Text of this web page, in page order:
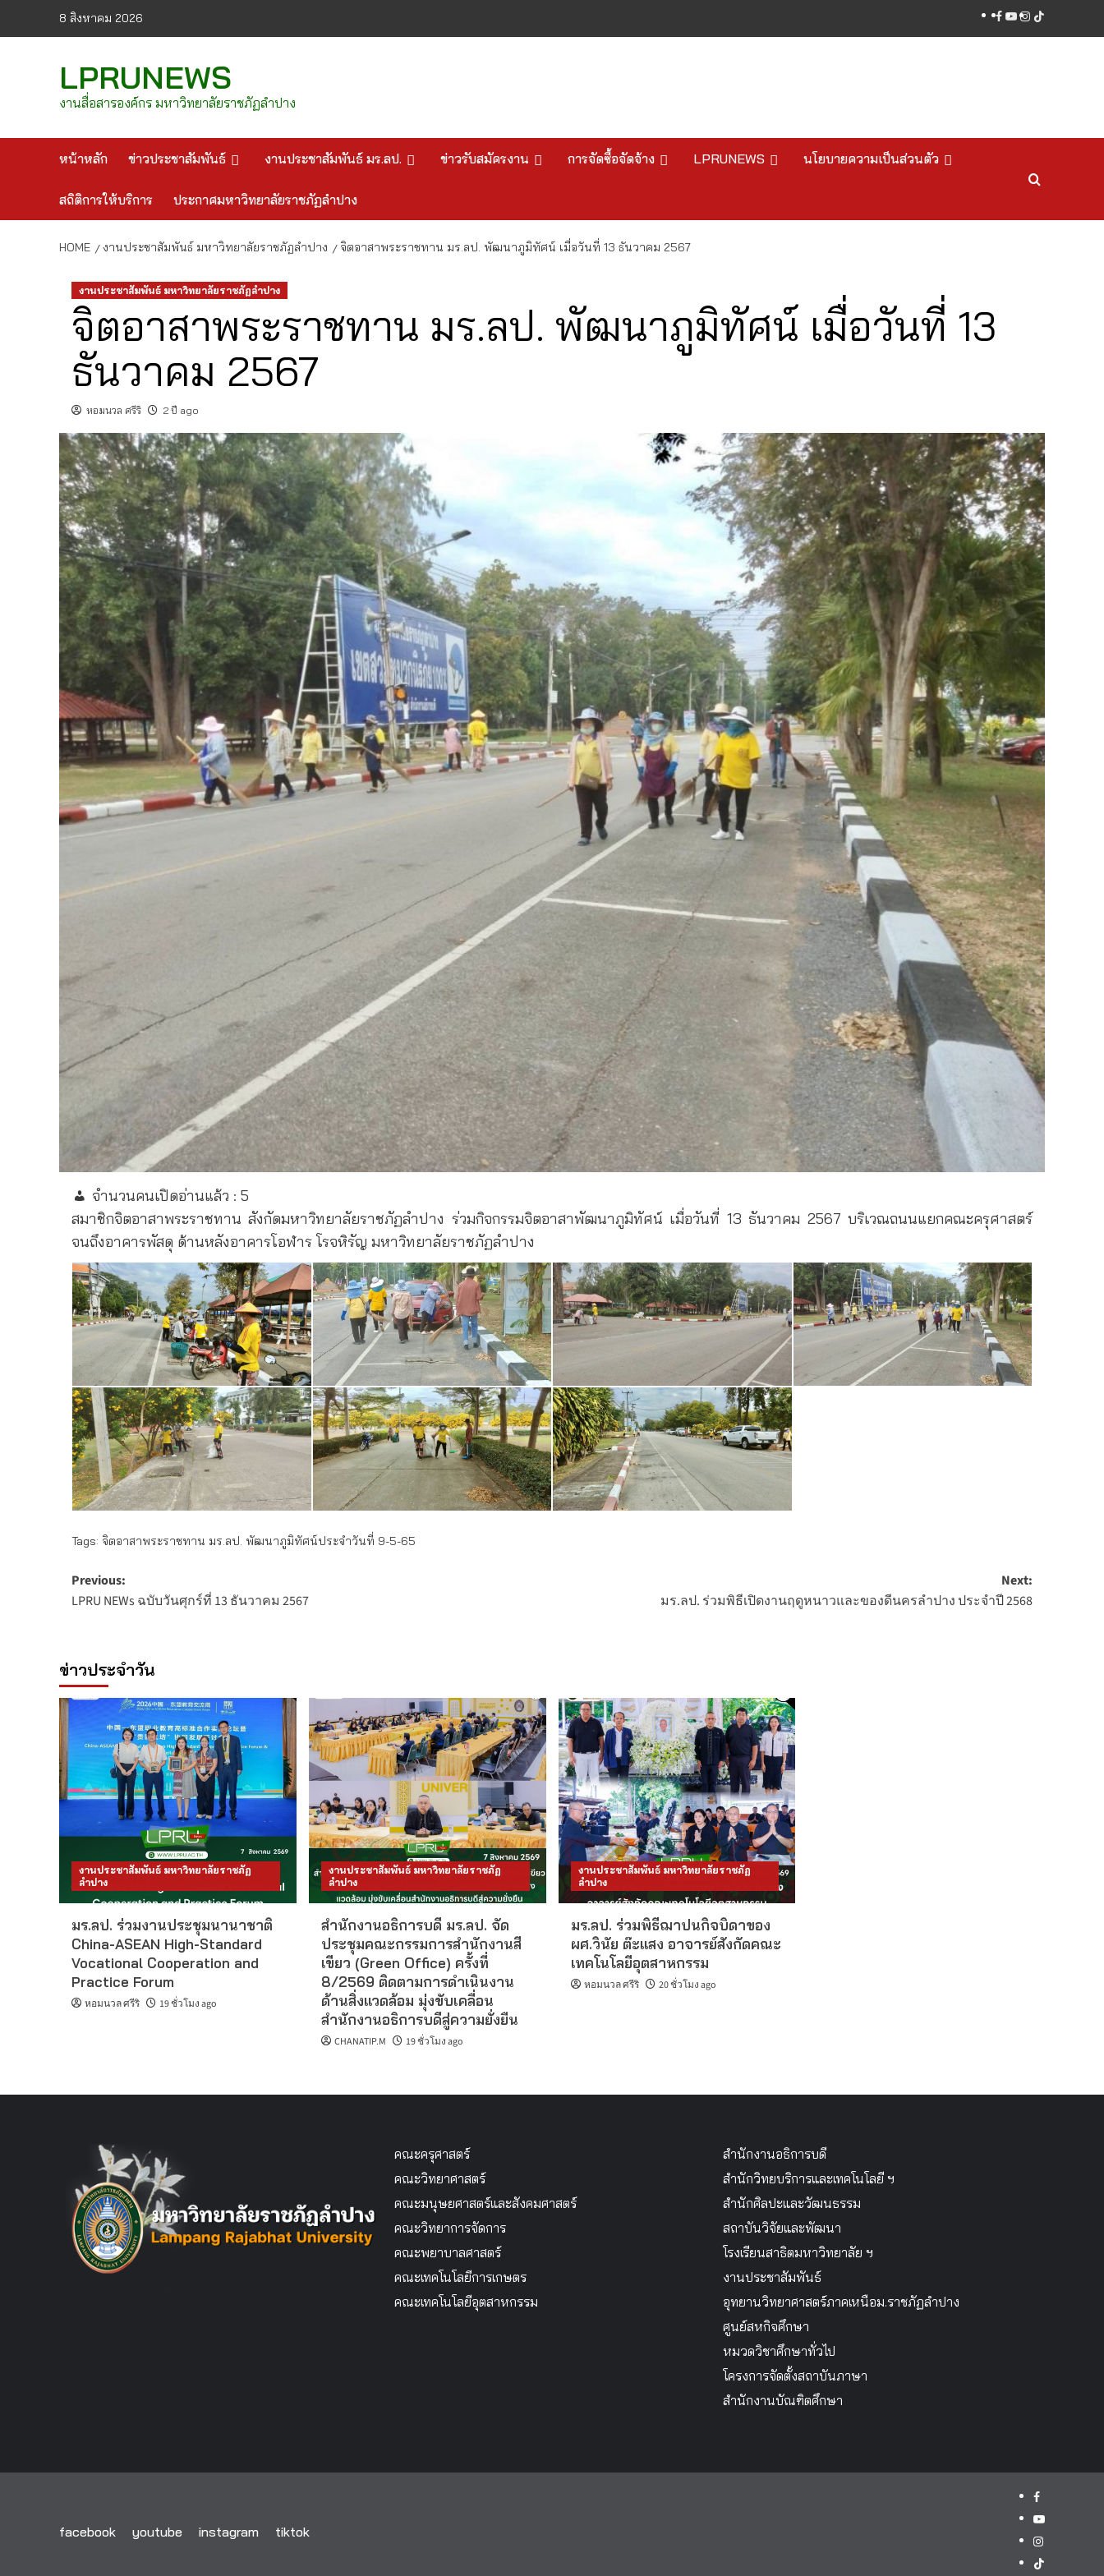
8 สิงหาคม 2026 facebook
youtube
instagram
tiktok
LPRUNEWS
งานสื่อสารองค์กร มหาวิทยาลัยราชภัฏลำปาง
หน้าหลัก ข่าวประชาสัมพันธ์ งานประชาสัมพันธ์ มร.ลป. ข่าวรับสมัครงาน การจัดซื้อจัดจ้าง LPRUNEWS นโยบายความเป็นส่วนตัว
สถิติการให้บริการ ประกาศมหาวิทยาลัยราชภัฏลำปาง
HOME งานประชาสัมพันธ์ มหาวิทยาลัยราชภัฏลำปาง จิตอาสาพระราชทาน มร.ลป. พัฒนาภูมิทัศน์ เมื่อวันที่ 13 ธันวาคม 2567
งานประชาสัมพันธ์ มหาวิทยาลัยราชภัฏลำปาง
จิตอาสาพระราชทาน มร.ลป. พัฒนาภูมิทัศน์ เมื่อวันที่ 13
ธันวาคม 2567
หอมนวล ศรีริ 2 ปี ago
จำนวนคนเปิดอ่านแล้ว : 5
สมาชิกจิตอาสาพระราชทาน สังกัดมหาวิทยาลัยราชภัฏลำปาง ร่วมกิจกรรมจิตอาสาพัฒนาภูมิทัศน์ เมื่อวันที่ 13 ธันวาคม 2567 บริเวณถนนแยกคณะครุศาสตร์
จนถึงอาคารพัสดุ ด้านหลังอาคารโอฬาร โรจหิรัญ มหาวิทยาลัยราชภัฏลำปาง
Tags: จิตอาสาพระราชทาน มร.ลป. พัฒนาภูมิทัศน์ประจำวันที่ 9-5-65
Post
navigation
Previous:
LPRU NEWs ฉบับวันศุกร์ที่ 13 ธันวาคม 2567
Next:
มร.ลป. ร่วมพิธีเปิดงานฤดูหนาวและของดีนครลำปาง ประจำปี 2568
ข่าวประจำวัน
งานประชาสัมพันธ์ มหาวิทยาลัยราชภัฏ
ลำปาง
มร.ลป. ร่วมงานประชุมนานาชาติ
China-ASEAN High-Standard
Vocational Cooperation and
Practice Forum
หอมนวล ศรีริ 19 ชั่วโมง ago
งานประชาสัมพันธ์ มหาวิทยาลัยราชภัฏ
ลำปาง
สำนักงานอธิการบดี มร.ลป. จัด
ประชุมคณะกรรมการสำนักงานสี
เขียว (Green Office) ครั้งที่
8/2569 ติดตามการดำเนินงาน
ด้านสิ่งแวดล้อม มุ่งขับเคลื่อน
สำนักงานอธิการบดีสู่ความยั่งยืน
CHANATIP.M 19 ชั่วโมง ago
งานประชาสัมพันธ์ มหาวิทยาลัยราชภัฏ
ลำปาง
มร.ลป. ร่วมพิธีฌาปนกิจบิดาของ
ผศ.วินัย ต๊ะแสง อาจารย์สังกัดคณะ
เทคโนโลยีอุตสาหกรรม
หอมนวล ศรีริ 20 ชั่วโมง ago
คณะครุศาสตร์
คณะวิทยาศาสตร์
คณะมนุษยศาสตร์และสังคมศาสตร์
คณะวิทยาการจัดการ
คณะพยาบาลศาสตร์
คณะเทคโนโลยีการเกษตร
คณะเทคโนโลยีอุตสาหกรรม
สำนักงานอธิการบดี
สำนักวิทยบริการและเทคโนโลยี ฯ
สำนักศิลปะและวัฒนธรรม
สถาบันวิจัยและพัฒนา
โรงเรียนสาธิตมหาวิทยาลัย ฯ
งานประชาสัมพันธ์
อุทยานวิทยาศาสตร์ภาคเหนือม.ราชภัฏลำปาง
ศูนย์สหกิจศึกษา
หมวดวิชาศึกษาทั่วไป
โครงการจัดตั้งสถาบันภาษา
สำนักงานบัณฑิตศึกษา
facebook youtube instagram tiktok
facebook
youtube
instagram
tiktok